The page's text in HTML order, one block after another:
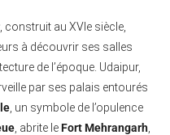
, construit au XVIe siècle,
à découvrir ses salles
de l’époque. Udaipur,
par ses palais entourés
, un symbole de l’opulence
, abrite leFort Mehrangarh